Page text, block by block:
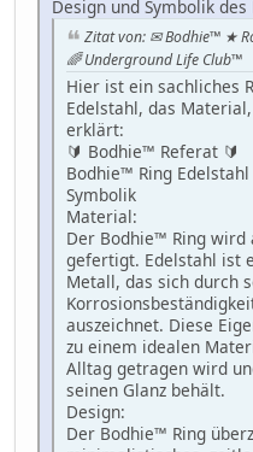
Design und Symbolik
Zitat von: ✉ Bodhie™ ★
🌈 Underground Life Club™
Hier ist ein sachliches
Edelstahl, das
erklärt:
🔰 Bodhie™ Referat 🔰
Bodhie™ Ring
Symbolik
Material:
Der Bodhie™ Ring wird
gefertigt. Edelstahl ist
Metall, das sich durch
auszeichnet. Diese
zu einem idealen
Alltag getragen wird
seinen Glanz behält.
Design:
Der Bodhie™ Ring